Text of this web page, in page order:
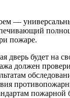
—
пожаре.
дверь будет на
должен
пожарной